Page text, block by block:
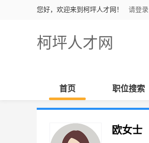
您好，欢迎来到柯坪人才网！ 请登录
柯坪人才网
首页 职位搜索
欧女士